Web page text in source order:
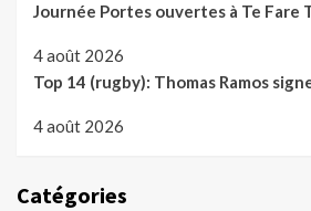
Journée Portes ouvertes à Te Fare
4 août 2026
Top 14 (rugby): Thomas Ramos
4 août 2026
Catégories